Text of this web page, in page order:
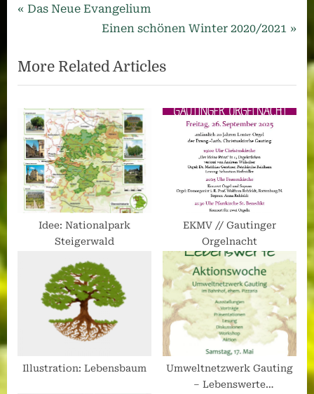
Beitragsnavigation
Previous
Das Neue Evangelium
Next
Einen schönen Winter 2020/2021
More Related Articles
Idee: Nationalpark
Steigerwald
EKMV // Gautinger
Orgelnacht
Illustration: Lebensbaum
Umweltnetzwerk Gauting
– Lebenswerte